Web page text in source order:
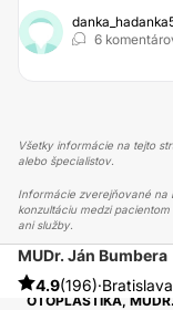
6
Všetky informácie na tejto
alebo špecialistov.
Informácie zverejňované na
konzultáciu medzi
ani služby.
MUDr. Ján Bumbera
4.9(196)·Bratislava
ESTHETICON
PRÍBEHY
PRÍBEHY TÝKAJÚCE
OTOPLASTIKA,